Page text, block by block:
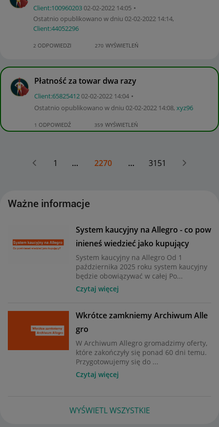
Client:100960203‎02-02-2022 14:05
Ostatnio opublikowano w dniu ‎02-02-2022 14:14,
Client:44052296
2 ODPOWIEDZI 270 WYŚWIETLEŃ
Płatność za towar dwa razy
Client:65825412‎02-02-2022 14:04
Ostatnio opublikowano w dniu ‎02-02-2022 14:08, xyz96
1 ODPOWIEDŹ 359 WYŚWIETLEŃ
1 … 2270 … 3151
Ważne informacje
System kaucyjny na Allegro - co pow
inieneś wiedzieć jako kupujący
System kaucyjny na Allegro Od 1
października 2025 roku system kaucyjny
będzie obowiązywać w całej Po...
Czytaj więcej
Wkrótce zamkniemy Archiwum Alle
gro
W Archiwum Allegro gromadzimy oferty,
które zakończyły się ponad 60 dni temu.
Przygotowujemy się do ...
Czytaj więcej
WYŚWIETL WSZYSTKIE